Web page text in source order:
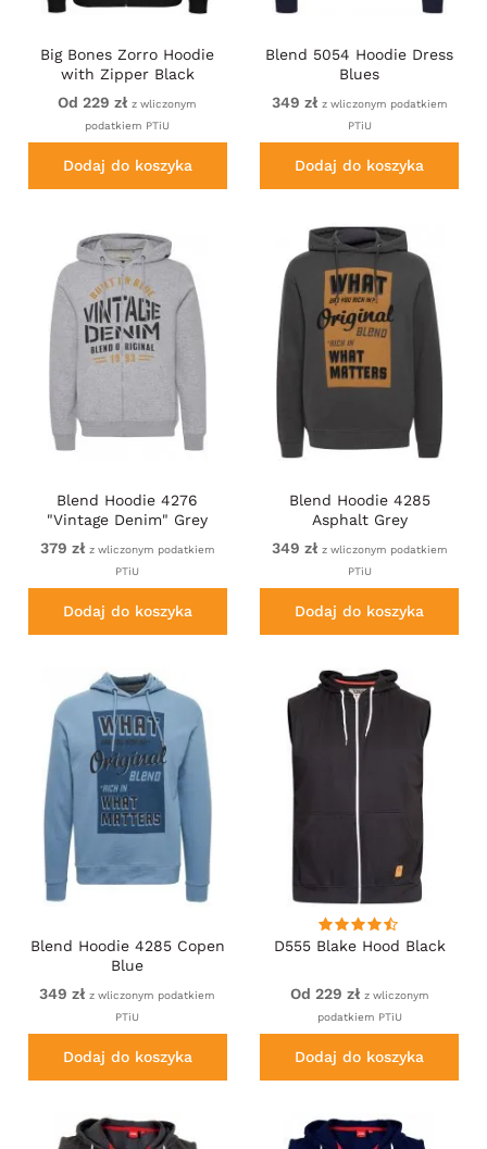
Big Bones Zorro Hoodie
with Zipper Black
Od 229 zł z wliczonym
podatkiem PTiU
Dodaj do koszyka
Blend 5054 Hoodie Dress
Blues
349 zł z wliczonym podatkiem
PTiU
Dodaj do koszyka
Blend Hoodie 4276
"Vintage Denim" Grey
379 zł z wliczonym podatkiem
PTiU
Dodaj do koszyka
Blend Hoodie 4285
Asphalt Grey
349 zł z wliczonym podatkiem
PTiU
Dodaj do koszyka
Blend Hoodie 4285 Copen
Blue
349 zł z wliczonym podatkiem
PTiU
Dodaj do koszyka
D555 Blake Hood Black
Od 229 zł z wliczonym
podatkiem PTiU
Dodaj do koszyka